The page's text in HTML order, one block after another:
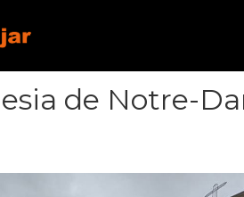
de Notre-